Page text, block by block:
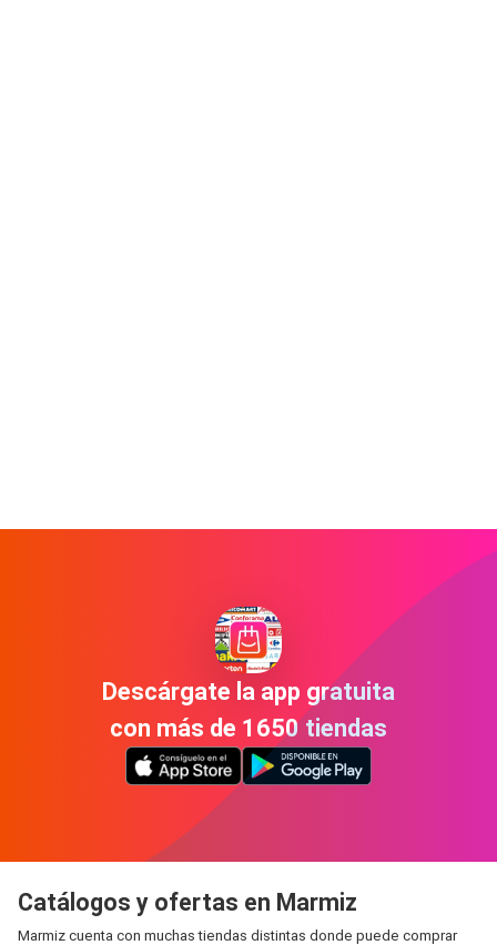
Descárgate la app gratuita
con más de 1650 tiendas
Catálogos y ofertas en Marmiz
Marmiz cuenta con muchas tiendas distintas donde puede comprar